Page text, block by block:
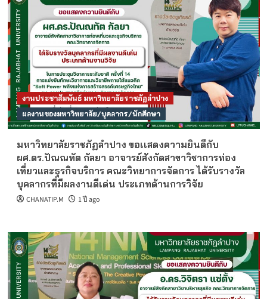
งานประชาสัมพันธ์ มหาวิทยาลัยราชภัฏลำปาง
ผลงานของมหาวิทยาลัย/บุคลากร/นักศึกษา
มหาวิทยาลัยราชภัฏลำปาง ขอเเสดงความยินดีกับ
ผศ.ดร.ปัณณทัต กัลยา อาจารย์สังกัดสาขาวิชาการท่อง
เที่ยวและธุรกิจบริการ คณะวิทยาการจัดการ ได้รับรางวัล
บุคลากรที่มีผลงานดีเด่น ประเภทด้านการวิจัย
CHANATIP.M 1 ปี ago